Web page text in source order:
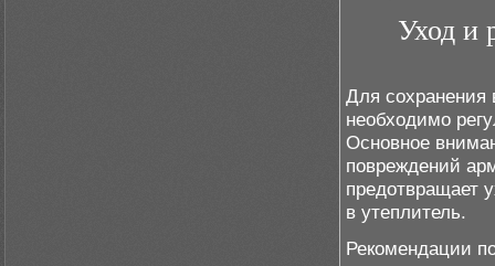
Уход и
Для сохранения
необходимо
Основное
повреждений
предотвращает
в утеплитель.
Рекомендации